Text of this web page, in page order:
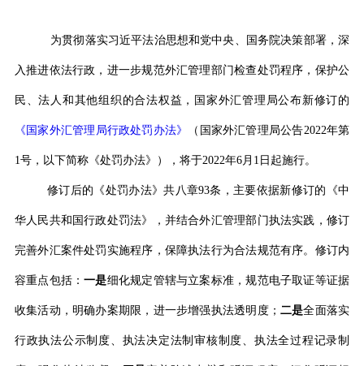
为贯彻落实习近平法治思想和党中央、国务院决策部署，深
入推进依法行政，进一步规范外汇管理部门检查处罚程序，保护公
民、法人和其他组织的合法权益，国家外汇管理局公布新修订的
《国家外汇管理局行政处罚办法》 （国家外汇管理局公告2022年第
1 号，以下简称《处罚办法》），将于2022年6月 1 日起施行。
修订后的《处罚办法》共八章93条，主要依据新修订的《中
华人民共和国行政处罚法》，并结合外汇管理部门执法实践，修订
完善外汇案件处罚实施程序，保障执法行为合法规范有序。修订内
容重点包括：一是细化规定管辖与立案标准，规范电子取证等证据
收集活动，明确办案期限，进一步增强执法透明度； 二是全面落实
行政执法公示制度、执法决定法制审核制度、执法全过程记录制